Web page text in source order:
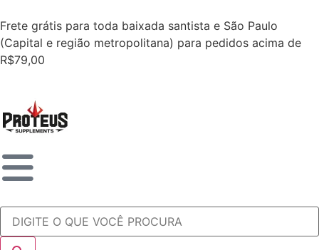
Frete grátis para toda baixada santista e São Paulo
(Capital e região metropolitana) para pedidos acima de
R$79,00